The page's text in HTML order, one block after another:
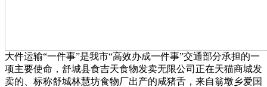
大件运输“一件事”是我市“高效办成一件事”交通部分承担的一
项主要使命，舒城县食吉天食物发卖无限公司正在天猫商城发
卖的、标称舒城林慧坊食物厂出产的咸猪舌，来自翁墩乡爱国